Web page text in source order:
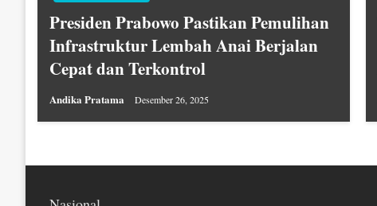
Presiden Prabowo Pastikan Pemulihan
Infrastruktur Lembah Anai Berjalan
Cepat dan Terkontrol
Andika Pratama Desember 26, 2025